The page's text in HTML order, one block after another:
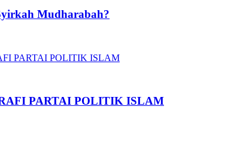
Mudharabah?
PARTAI POLITIK ISLAM